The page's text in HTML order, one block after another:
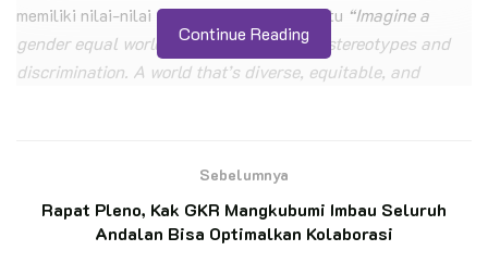
memiliki nilai-nilai yang diperjuangkan, yaitu “Imagine a
gender equal world. A world free of bias, stereotypes and
discrimination. A world that’s diverse, equitable, and
Momen Bersejarah: Gudep KBRI Kairo Lepas
Kontingen Perdana untuk Jamnas XII 2026
Continue Reading
Sebelumnya
Rapat Pleno, Kak GKR Mangkubumi Imbau Seluruh
Andalan Bisa Optimalkan Kolaborasi